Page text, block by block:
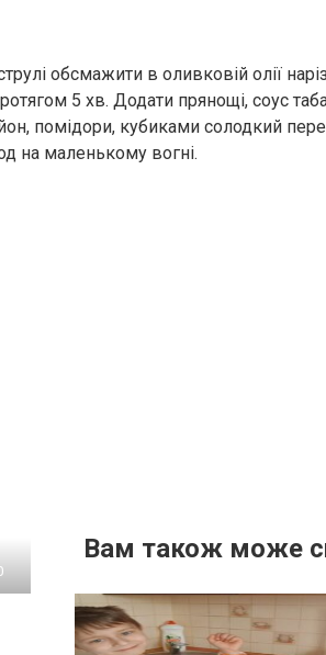
обсмажити в оливковій олії
5 хв. Додати прянощі, соус
помідори, кубиками солодкий
на маленькому вогні.
Вам також може